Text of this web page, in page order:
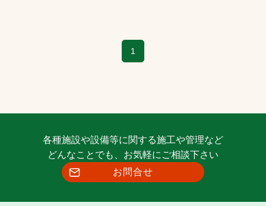
文字の見えづらさや操作にお困りの方へ
1
各種施設や設備等に関する施工や管理など
どんなことでも、お気軽にご相談下さい
お問合せ